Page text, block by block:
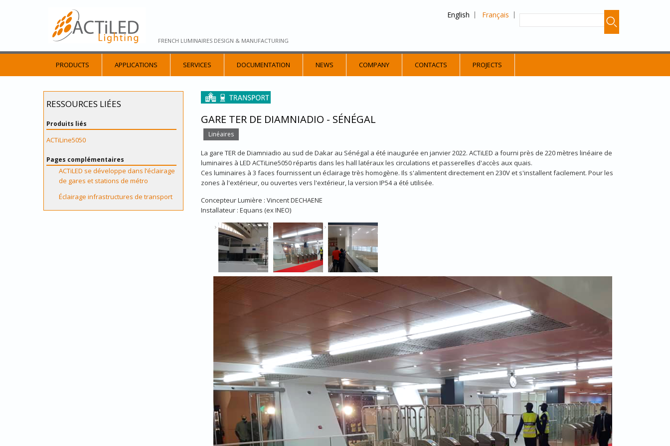
FRENCH LUMINAIRES DESIGN & MANUFACTURING
English Français
PRODUCTS APPLICATIONS SERVICES DOCUMENTATION NEWS COMPANY CONTACTS PROJECTS
GARE TER DE DIAMNIADIO - SÉNÉGAL
Linéaires
La gare TER de Diamniadio au sud de Dakar au Sénégal a été inaugurée en janvier 2022. ACTiLED a fourni près de 220 mètres linéaire de
luminaires à LED ACTiLine5050 répartis dans les hall latéraux les circulations et passerelles d'accès aux quais.
Ces luminaires à 3 faces fournissent un éclairage très homogène. Ils s'alimentent directement en 230V et s'installent facilement. Pour les
zones à l'extérieur, ou ouvertes vers l'extérieur, la version IP54 a été utilisée.
Concepteur Lumière : Vincent DECHAENE
Installateur : Equans (ex INEO)
RESSOURCES LIÉES
Produits liés
ACTiLine5050
Pages complémentaires
ACTiLED se développe dans l’éclairage
de gares et stations de métro
Éclairage infrastructures de transport